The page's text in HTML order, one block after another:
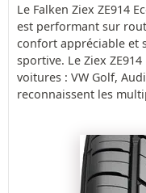
Le Falken Ziex ZE914
est performant sur
confort appréciable et
sportive. Le Ziex
voitures : VW Golf,
reconnaissent les